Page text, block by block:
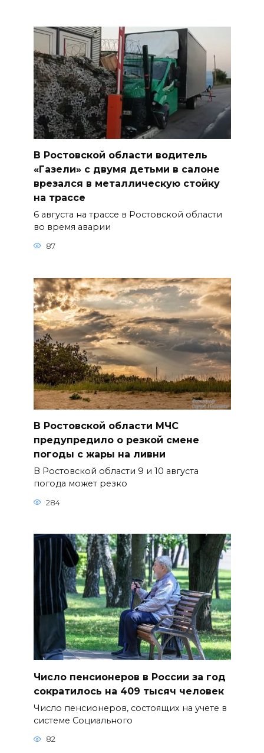
В Ростовской области водитель
«Газели» с двумя детьми в салоне
врезался в металлическую стойку
на трассе
6 августа на трассе в Ростовской области
во время аварии
87
В Ростовской области МЧС
предупредило о резкой смене
погоды с жары на ливни
В Ростовской области 9 и 10 августа
погода может резко
284
Число пенсионеров в России за год
сократилось на 409 тысяч человек
Число пенсионеров, состоящих на учете в
системе Социального
82